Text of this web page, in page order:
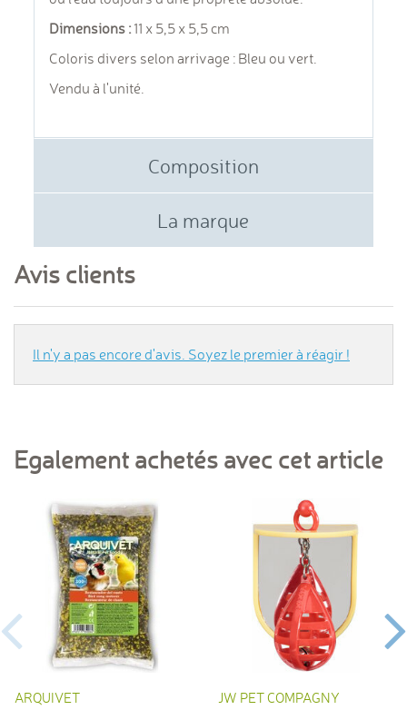
Dimensions : 11 x 5,5 x 5,5 cm
Coloris divers selon arrivage : Bleu ou vert.
Vendu à l'unité.
Composition
La marque
Avis clients
Il n'y a pas encore d'avis. Soyez le premier à réagir !
Egalement achetés avec cet article
ARQUIVET JW PET COMPAGNY